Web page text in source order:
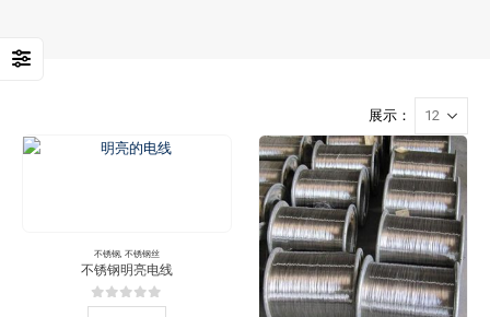
展示：
不锈钢, 不锈钢丝
不锈钢明亮电线
05分